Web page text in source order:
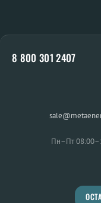
8 800 301 2407
Пн–Пт